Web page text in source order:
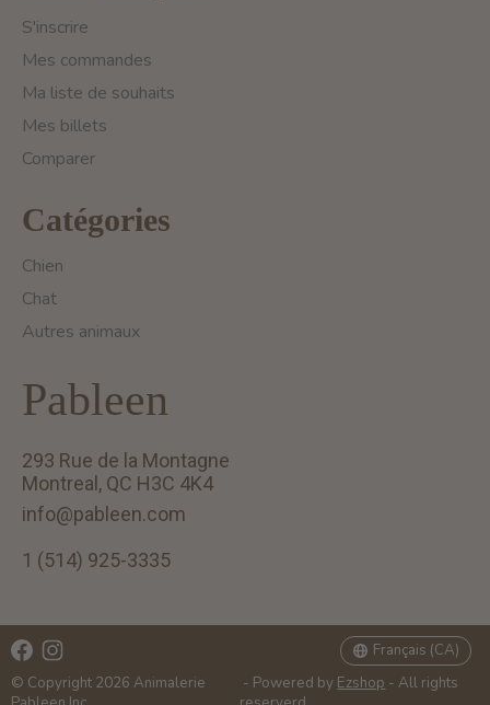
S'inscrire
Mes commandes
Ma liste de souhaits
Mes billets
Comparer
Catégories
Chien
Chat
Autres animaux
Pableen
293 Rue de la Montagne
Montreal, QC H3C 4K4
info@pableen.com
1 (514) 925-3335
© Copyright 2026 Animalerie
- Powered by Ezshop - All rights
Français (CA)